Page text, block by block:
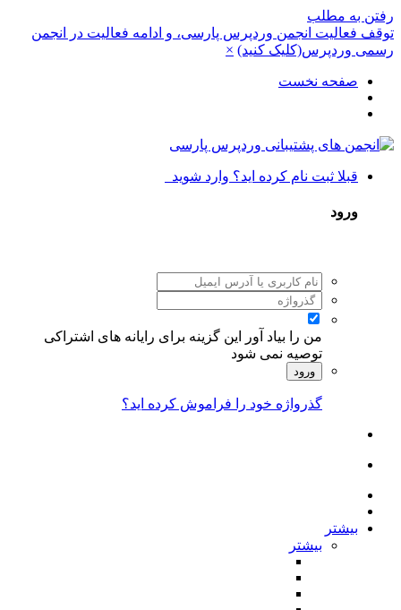
رفتن به مطلب
توقف فعالیت انجمن وردپرس پارسی، و ادامه فعالیت در انجمن
رسمی وردپرس(کلیک کنید) ×
صفحه نخست
قبلا ثبت نام کرده اید؟ وارد شوید
ورود
من را بیاد آور
این گزینه برای رایانه های اشتراکی
توصیه نمی شود
ورود
گذرواژه خود را فراموش کرده اید؟
بیشتر
بیشتر